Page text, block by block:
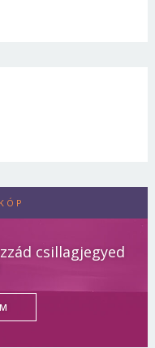
csillagjegyed